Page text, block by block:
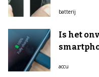
batterij
Is het
accu